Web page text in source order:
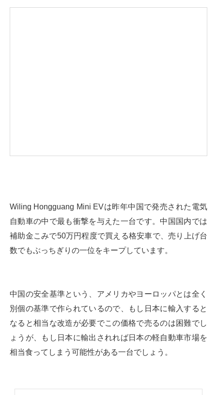
Wiling Hongguang Mini EVは昨年中国で発売された電気
自動車の中で最も衝撃を与えた一台です。中国国内では
補助金こみで50万円程度で買える格安車で、売り上げ台
数でもぶっちぎりの一位をキープしています。
中国の安全基準という、アメリカやヨーロッパとは全く
別個の基準で作られているので、もし日本に輸入すると
なると相当な改造が必要でこの価格で売るのは困難でし
ょうが、もし日本に輸出されれば日本の軽自動車市場を
相当食ってしまう可能性がある一台でしょう。